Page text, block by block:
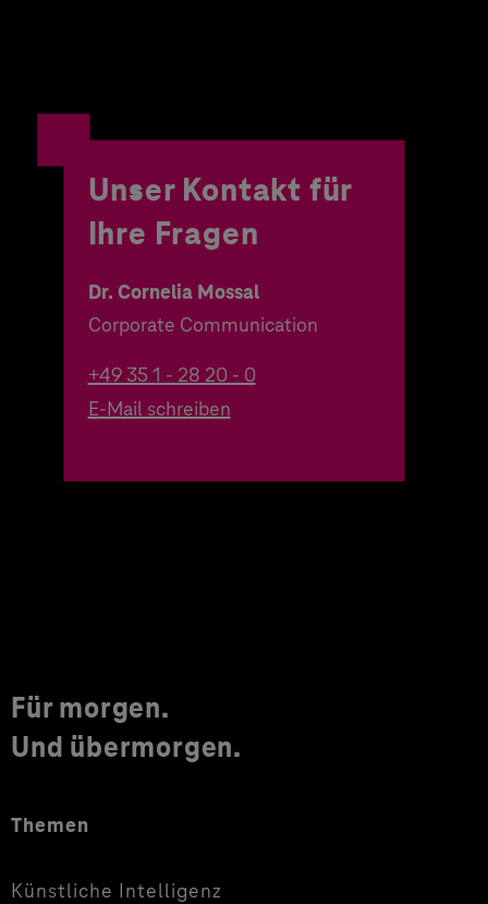
Unser Kontakt für
Ihre Fragen
Dr. Cornelia Mossal
Corporate Communication
+49 35 1 - 28 20 - 0
E-Mail schreiben
Für morgen.
Und übermorgen.
Themen
Künstliche Intelligenz